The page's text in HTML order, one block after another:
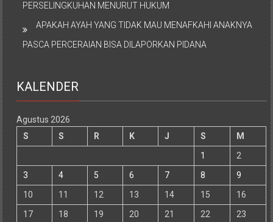
PERSELINGKUHAN MENURUT HUKUM
APAKAH AYAH YANG TIDAK MAU MENAFKAHI ANAKNYA
PASCA PERCERAIAN BISA DILAPORKAN PIDANA
KALENDER
Agustus 2026
S
S R K J S
M
1
2
3
4 5 6 7 8
9
10
11 12 13 14 15
16
17
18 19 20 21 22
23